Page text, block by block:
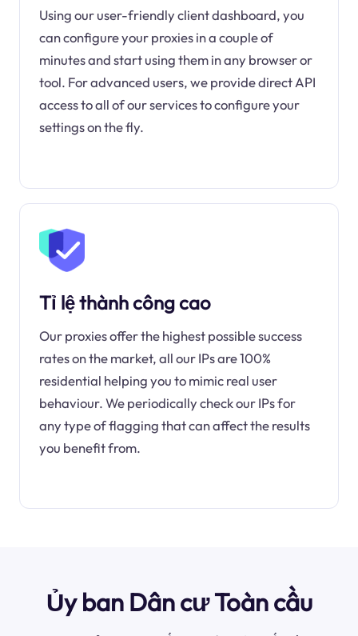
Using our user-friendly client dashboard, you
can configure your proxies in a couple of
minutes and start using them in any browser or
tool. For advanced users, we provide direct API
access to all of our services to configure your
settings on the fly.
Tỉ lệ thành công cao
Our proxies offer the highest possible success
rates on the market, all our IPs are 100%
residential helping you to mimic real user
behaviour. We periodically check our IPs for
any type of flagging that can affect the results
you benefit from.
Ủy ban Dân cư Toàn cầu